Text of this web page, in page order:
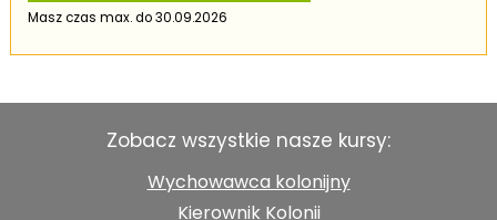
Masz czas max. do 30.09.2026
Zobacz wszystkie nasze kursy:
Wychowawca kolonijny
Kierownik Kolonii